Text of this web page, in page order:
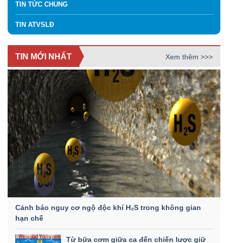
TIN TỨC CHUNG
TIN ATVSLĐ
TIN MỚI NHẤT Xem thêm >>>
Cảnh báo nguy cơ ngộ độc khí H₂S trong không gian
hạn chế
Từ bữa cơm giữa ca đến chiến lược giữ